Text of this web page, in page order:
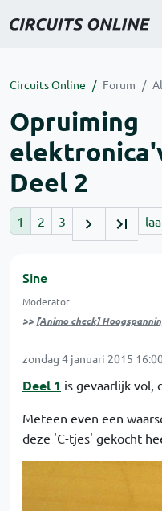
Circuits Online Forum
Opruiming
Deel 2
1 2 3
Sine
Moderator
>> [Animo check]
zondag 4 januari 2015
Deel 1 is gevaarlijk vol,
Meteen even een
deze 'C-tjes' gekocht